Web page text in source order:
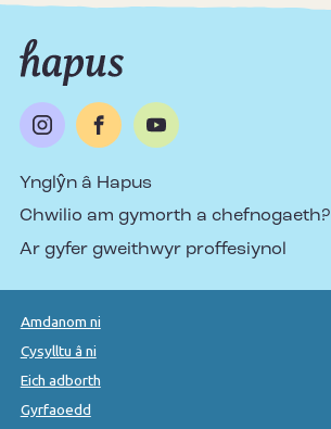
Ynglŷn â Hapus
Chwilio am gymorth a chefnogaeth?
Ar gyfer gweithwyr proffesiynol
Amdanom ni
Cysylltu â ni
Eich adborth
Gyrfaoedd